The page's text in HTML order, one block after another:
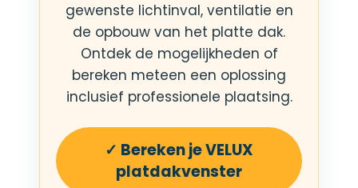
gewenste lichtinval, ventilatie en
de opbouw van het platte dak.
Ontdek de mogelijkheden of
bereken meteen een oplossing
inclusief professionele plaatsing.
✓ Bereken je VELUX
platdakvenster